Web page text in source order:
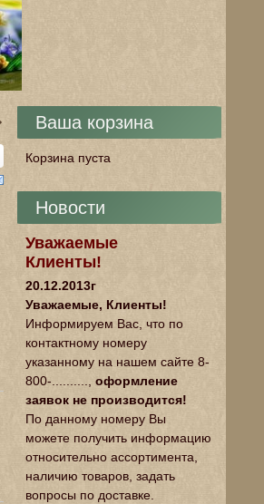
Ваша корзина
Корзина пуста
Новости
Уважаемые
Клиенты!
20.12.2013г
Уважаемые, Клиенты!
Информируем Вас, что по
контактному номеру
указанному на нашем сайте 8-
800-.........., оформление
заявок не производится!
По данному номеру Вы
можете получить информацию
относительно ассортимента,
наличию товаров, задать
вопросы по доставке.